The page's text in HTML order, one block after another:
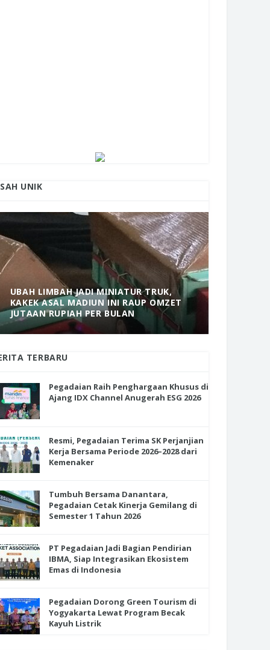
UNIK
UBAH LIMBAH JADI MINIATUR TRUK,
KAKEK ASAL MADIUN INI RAUP OMZET
JUTAAN RUPIAH PER BULAN
TERBARU
Pegadaian Raih Penghargaan Khusus di
Ajang IDX Channel Anugerah ESG 2026
Resmi, Pegadaian Terima SK Perjanjian
Kerja Bersama Periode 2026–2028 dari
Kemenaker
Tumbuh Bersama Danantara,
Pegadaian Cetak Kinerja Gemilang di
Semester 1 Tahun 2026
PT Pegadaian Jadi Bagian Pendirian
IBMA, Siap Integrasikan Ekosistem
Emas di Indonesia
Pegadaian Dorong Green Tourism di
Yogyakarta Lewat Program Becak
Kayuh Listrik